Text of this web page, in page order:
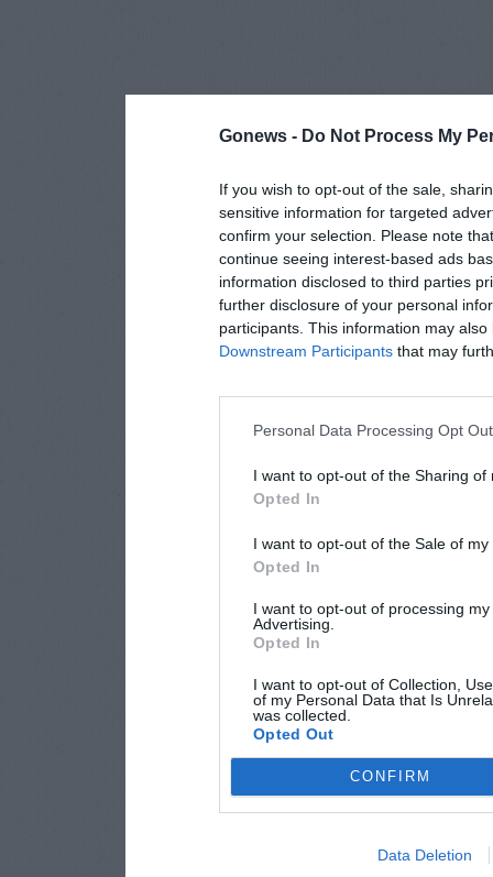
Gonews - Do Not Process My
If you wish to opt-out of the sale,
sensitive information for targeted
confirm your selection. Please note
continue seeing interest-based ads
information disclosed to third parties
further disclosure of your personal
participants. This information may
Downstream Participants that may
Personal Data Processing Opt
I want to opt-out of the Sharing of
Opted In
I want to opt-out of the Sale of
Opted In
I want to opt-out of processing
Advertising.
Opted In
I want to opt-out of Collection,
of my Personal Data that Is
was collected.
Opted Out
CONFIRM
Data Deletion